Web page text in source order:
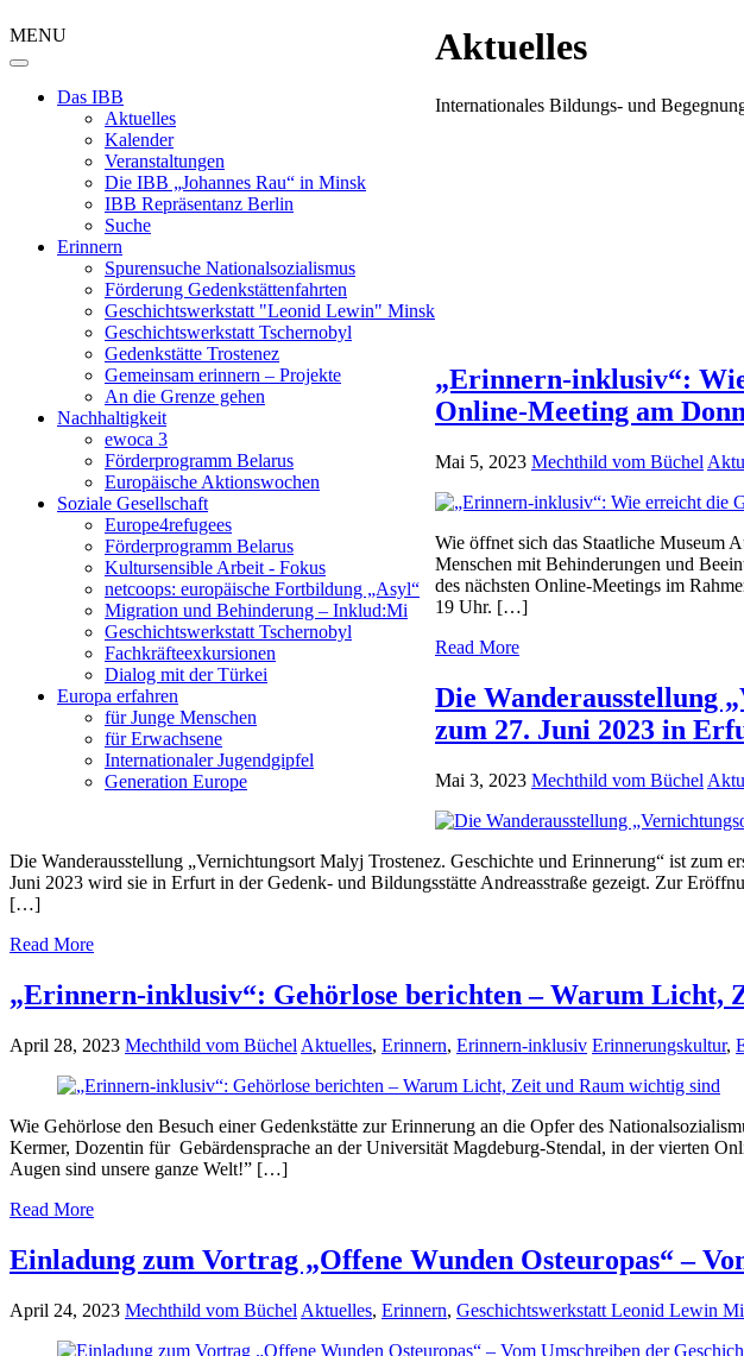
MENU
Das IBB
Aktuelles
Kalender
Veranstaltungen
Die IBB „Johannes Rau“ in Minsk
IBB Repräsentanz Berlin
Suche
Erinnern
Spurensuche Nationalsozialismus
Förderung Gedenkstättenfahrten
Geschichtswerkstatt "Leonid Lewin" Minsk
Geschichtswerkstatt Tschernobyl
Gedenkstätte Trostenez
Gemeinsam erinnern – Projekte
An die Grenze gehen
Nachhaltigkeit
ewoca 3
Förderprogramm Belarus
Europäische Aktionswochen
Soziale Gesellschaft
Europe4refugees
Förderprogramm Belarus
Kultursensible Arbeit - Fokus
netcoops: europäische Fortbildung „Asyl“
Migration und Behinderung – Inklud:Mi
Geschichtswerkstatt Tschernobyl
Fachkräfteexkursionen
Dialog mit der Türkei
Europa erfahren
für Junge Menschen
für Erwachsene
Internationaler Jugendgipfel
Generation Europe
Aktuelles
Internationales Bildungs- und
„Erinnern-inklusiv“:
Online-Meeting am
Mai 5, 2023 Mechthild vom Büchel
Wie öffnet sich das Staatliche Museum
Menschen mit Behinderungen und
des nächsten Online-Meetings im
19 Uhr. […]
Read More
Die Wanderausstellung
zum 27. Juni 2023 in
Mai 3, 2023 Mechthild vom Büchel
Die Wanderausstellung „Vernichtungsort Malyj Trostenez. Geschichte und Erinnerung“ ist zum
Juni 2023 wird sie in Erfurt in der Gedenk- und Bildungsstätte Andreasstraße gezeigt. Zur
[…]
Read More
„Erinnern-inklusiv“: Gehörlose berichten – Warum Licht,
April 28, 2023 Mechthild vom Büchel Aktuelles, Erinnern, Erinnern-inklusiv Erinnerungskultur,
Wie Gehörlose den Besuch einer Gedenkstätte zur Erinnerung an die Opfer des
Kermer, Dozentin für Gebärdensprache an der Universität Magdeburg-Stendal, in der vierten
Augen sind unsere ganze Welt!” […]
Read More
Einladung zum Vortrag „Offene Wunden Osteuropas“ –
April 24, 2023 Mechthild vom Büchel Aktuelles, Erinnern, Geschichtswerkstatt Leonid Lewin